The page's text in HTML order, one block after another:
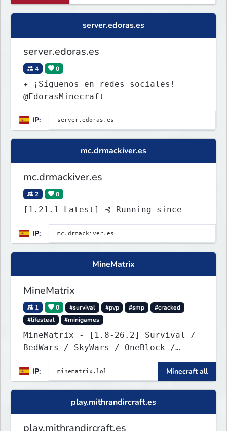
server.edoras.es
server.edoras.es
4 0
✦ ¡Síguenos en redes sociales!
@EdorasMinecraft
IP:
mc.drmackiver.es
mc.drmackiver.es
2 0
[1.21.1-Latest] ⊰ Running since
IP:
MineMatrix
MineMatrix
1 0 #survival #pvp #smp
#cracked
#lifesteal
#minigames
MineMatrix - [1.8-26.2] Survival /
BedWars / SkyWars / OneBlock /
SkyBlock
IP:
Minecraft all
play.mithrandircraft.es
play.mithrandircraft.es